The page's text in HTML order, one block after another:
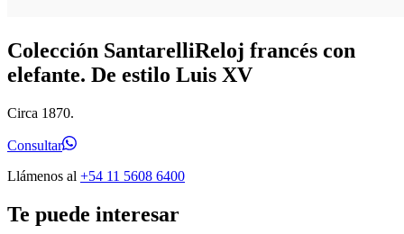
Colección SantarelliReloj francés con
elefante. De estilo Luis XV
Circa 1870.
Consultar
Llámenos al +54 11 5608 6400
Te puede interesar